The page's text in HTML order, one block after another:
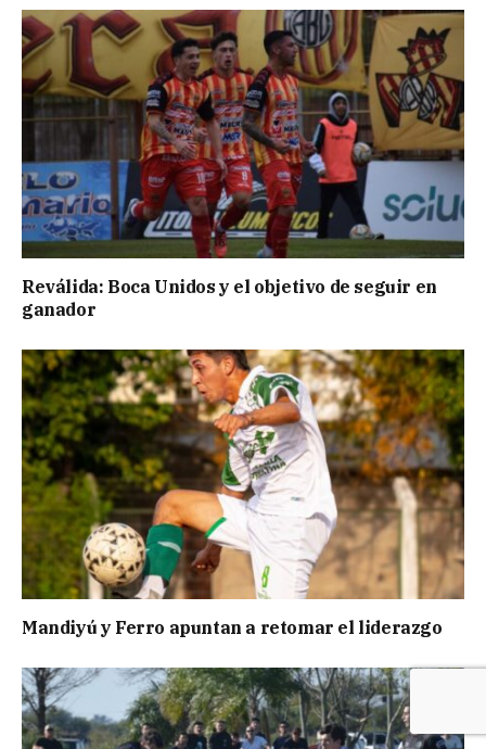
Reválida: Boca Unidos y el objetivo de seguir en
ganador
Mandiyú y Ferro apuntan a retomar el liderazgo